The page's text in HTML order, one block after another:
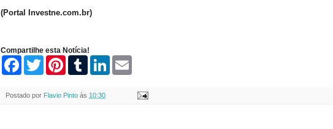
(Portal Investne.com.br)
Compartilhe esta Notícia!
F
b
T
w
t
P
e
T
l
L
Postado por Flavio Pinto às 10:30